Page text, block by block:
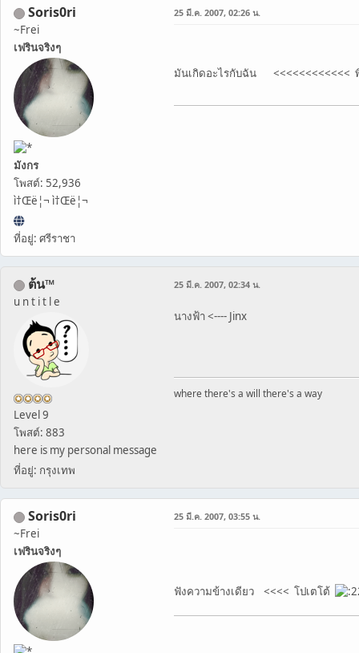
Soris0ri
~Frei
เฟรินจริงๆ
มังกร
โพสต์: 52,936
ì†Œë¦¬ ì†Œë¦¬
ที่อยู่: ศรีราชา
25 มี.ค. 2007, 02:26 น.
มันเกิดอะไรกับฉัน <<<<<<<<<<<<
ต้น™
u n t i t l e
Level 9
โพสต์: 883
here is my personal message
ที่อยู่: กรุงเทพ
25 มี.ค. 2007, 02:34 น.
นางฟ้า <---- Jinx
where there's a will there's a way
Soris0ri
~Frei
เฟรินจริงๆ
25 มี.ค. 2007, 03:55 น.
ฟังความข้างเดียว <<<< โปเตโต้